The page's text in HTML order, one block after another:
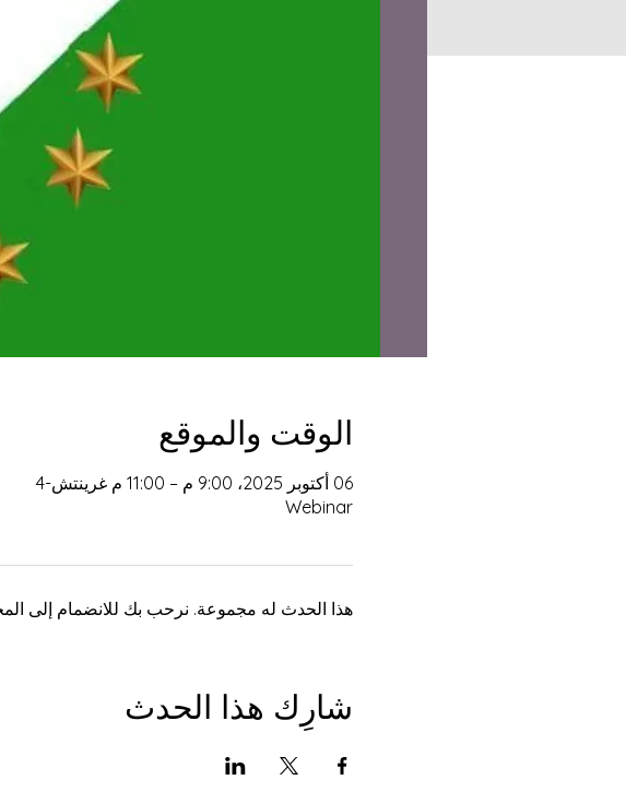
الوقت والموقع
06 أكتوبر 2025، 9:00 م – 11:00 م غرينتش-4
Webinar
هذا الحدث له مجموعة. نرحب بك للانضمام إلى
شارِك هذا الحدث